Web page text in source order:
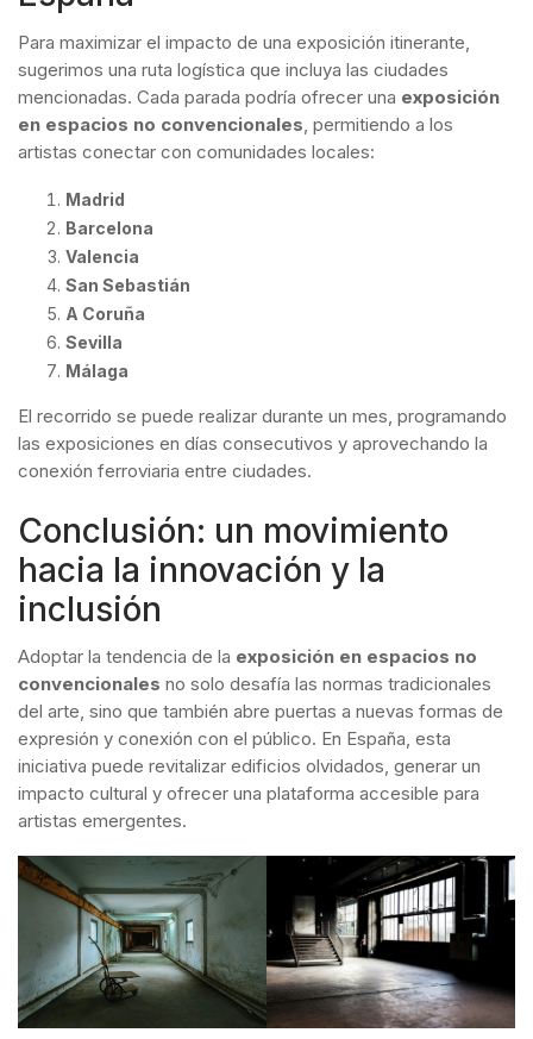
Para maximizar el impacto de una exposición itinerante,
sugerimos una ruta logística que incluya las ciudades
mencionadas. Cada parada podría ofrecer una exposición
en espacios no convencionales , permitiendo a los
artistas conectar con comunidades locales:
Madrid
Barcelona
Valencia
San Sebastián
A Coruña
Sevilla
Málaga
El recorrido se puede realizar durante un mes, programando
las exposiciones en días consecutivos y aprovechando la
conexión ferroviaria entre ciudades.
Conclusión: un movimiento
hacia la innovación y la
inclusión
Adoptar la tendencia de la exposición en espacios no
convencionales no solo desafía las normas tradicionales
del arte, sino que también abre puertas a nuevas formas de
expresión y conexión con el público. En España, esta
iniciativa puede revitalizar edificios olvidados, generar un
impacto cultural y ofrecer una plataforma accesible para
artistas emergentes.